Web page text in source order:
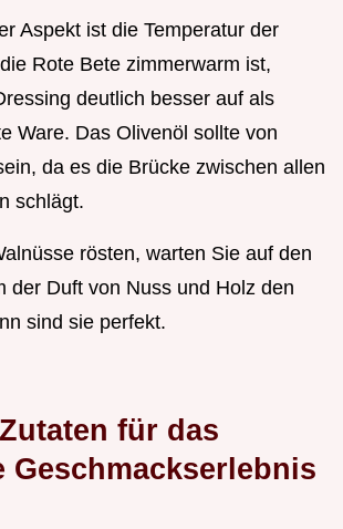
Aspekt ist die Temperatur der
Rote Bete zimmerwarm ist,
deutlich besser auf als
Ware. Das Olivenöl sollte von
da es die Brücke zwischen allen
schlägt.
rösten, warten Sie auf den
der Duft von Nuss und Holz den
sind sie perfekt.
für das
Geschmackserlebnis